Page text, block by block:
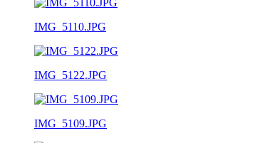
IMG_5110.JPG
IMG_5122.JPG
IMG_5109.JPG